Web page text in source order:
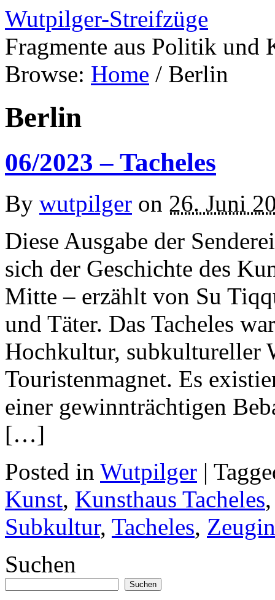
Wutpilger-Streifzüge
Fragmente aus Politik und
Browse: Home / Berlin
Berlin
06/2023 – Tacheles
By wutpilger on 26. Juni
Diese Ausgabe der
sich der Geschichte des
Mitte – erzählt von Su
und Täter. Das Tacheles
Hochkultur, subkultureller
Touristenmagnet. Es
einer gewinnträchtigen
[…]
Posted in Wutpilger |
Kunst, Kunsthaus Tacheles
Subkultur, Tacheles,
Suchen
Suchen